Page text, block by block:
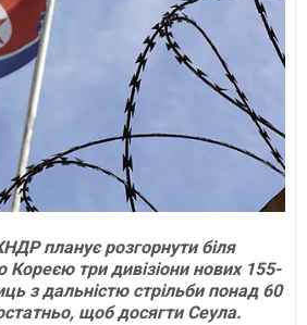
планує розгорнути біля
Кореєю три дивізіони нових 155-
з дальністю стрільби понад 60
щоб досягти Сеула.